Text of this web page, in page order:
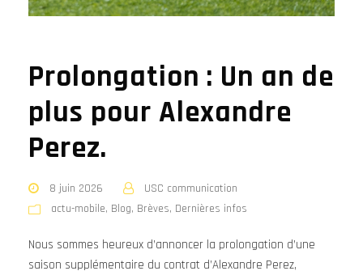
Prolongation : Un an de
plus pour Alexandre
Perez.
8 juin 2026
USC communication
actu-mobile, Blog, Brèves, Dernières infos
Nous sommes heureux d’annoncer la prolongation d’une
saison supplémentaire du contrat d’Alexandre Perez,